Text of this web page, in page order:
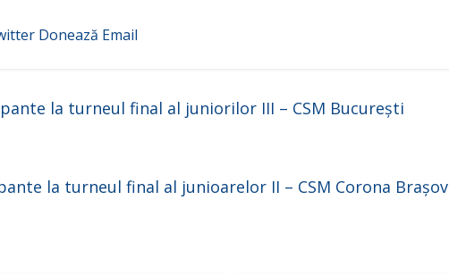
Donează Email
la turneul final al juniorilor III – CSM București
la turneul final al junioarelor II – CSM Corona Brașov